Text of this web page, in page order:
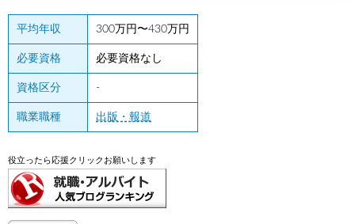
平均年収 300万円〜430万円
必要資格 必要資格なし
資格区分 -
職業職種 出版・報道
役立ったら応援クリックお願いします